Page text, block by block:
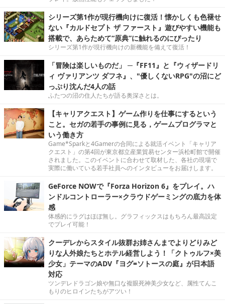
シリーズ第1作が現行機向けに復活！懐かしくも色褪せ
ない『カルドセプト ザ ファースト』遊びやすい機能も
搭載で、あらためて“原典”に触れるのにぴったり
シリーズ第1作が現行機向けの新機能を備えて復活！
「冒険は楽しいものだ」 ─『FF11』と『ウィザードリ
ィ ヴァリアンツ ダフネ』、"優しくないRPG"の沼にど
っぷり沈んだ4人の話
ふたつの沼の住人たちが語る奥深さとは。
【キャリアクエスト】ゲーム作りを仕事にするという
こと。セガの若手の事例に見る，ゲームプログラマと
いう働き方
Game*Sparkと4Gamerの合同による就活イベント「キャリア
クエスト」の第4回が東京都立産業貿易センター浜松町館で開催
されました。このイベントに合わせて取材した、各社の現場で
実際に働いている若手社員へのインタビューをお届けします。
GeForce NOWで『Forza Horizon 6』をプレイ。ハ
ンドルコントローラー×クラウドゲーミングの底力を体
感
体感的にラグはほぼ無し。グラフィックスはもちろん最高設定
でプレイ可能！
クーデレからスタイル抜群お姉さんまでよりどりみど
りな人外娘たちとホテル経営しよう！「クトゥルフ×美
少女」テーマのADV『ヨグ=ソトースの庭』が日本語
対応
ツンデレドラゴン娘や無口な複眼死神美少女など、属性てんこ
もりのヒロインたちがアツい！